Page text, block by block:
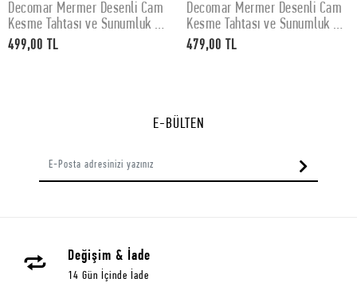
SEPETE EKLE
Decomar Mermer Desenli Cam
Kesme Tahtası ve Sunumluk 30
x 40 cm
499,00 TL
SEPETE EKLE
Decomar Mermer Desenli Cam
Kesme Tahtası ve Sunumluk 25
x 35 cm
479,00 TL
E-BÜLTEN
Değişim & İade
14 Gün İçinde İade